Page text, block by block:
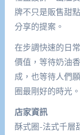
牌不只是販售甜
分享的提案。
在步調快速的日
價值，等待奶油
成，也等待人們
圈最剛好的時光。
店家資訊
酥式圈-法式千層